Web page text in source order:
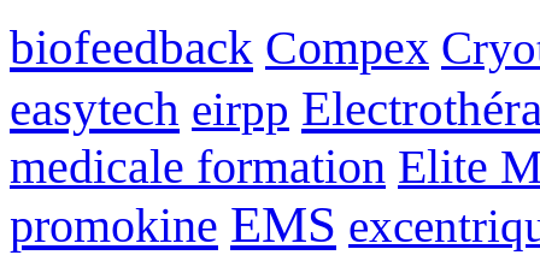
biofeedback Compex
easytech eirpp
medicale formation Elite
promokine EMS